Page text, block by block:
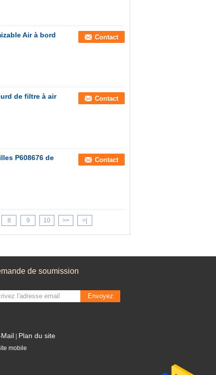
Air à bord
Contact
de filtre à air Contact
P608676 de
Contact
8 9 10 >> >|
de soumission
Envoyez
Mail | Plan du site
mobile